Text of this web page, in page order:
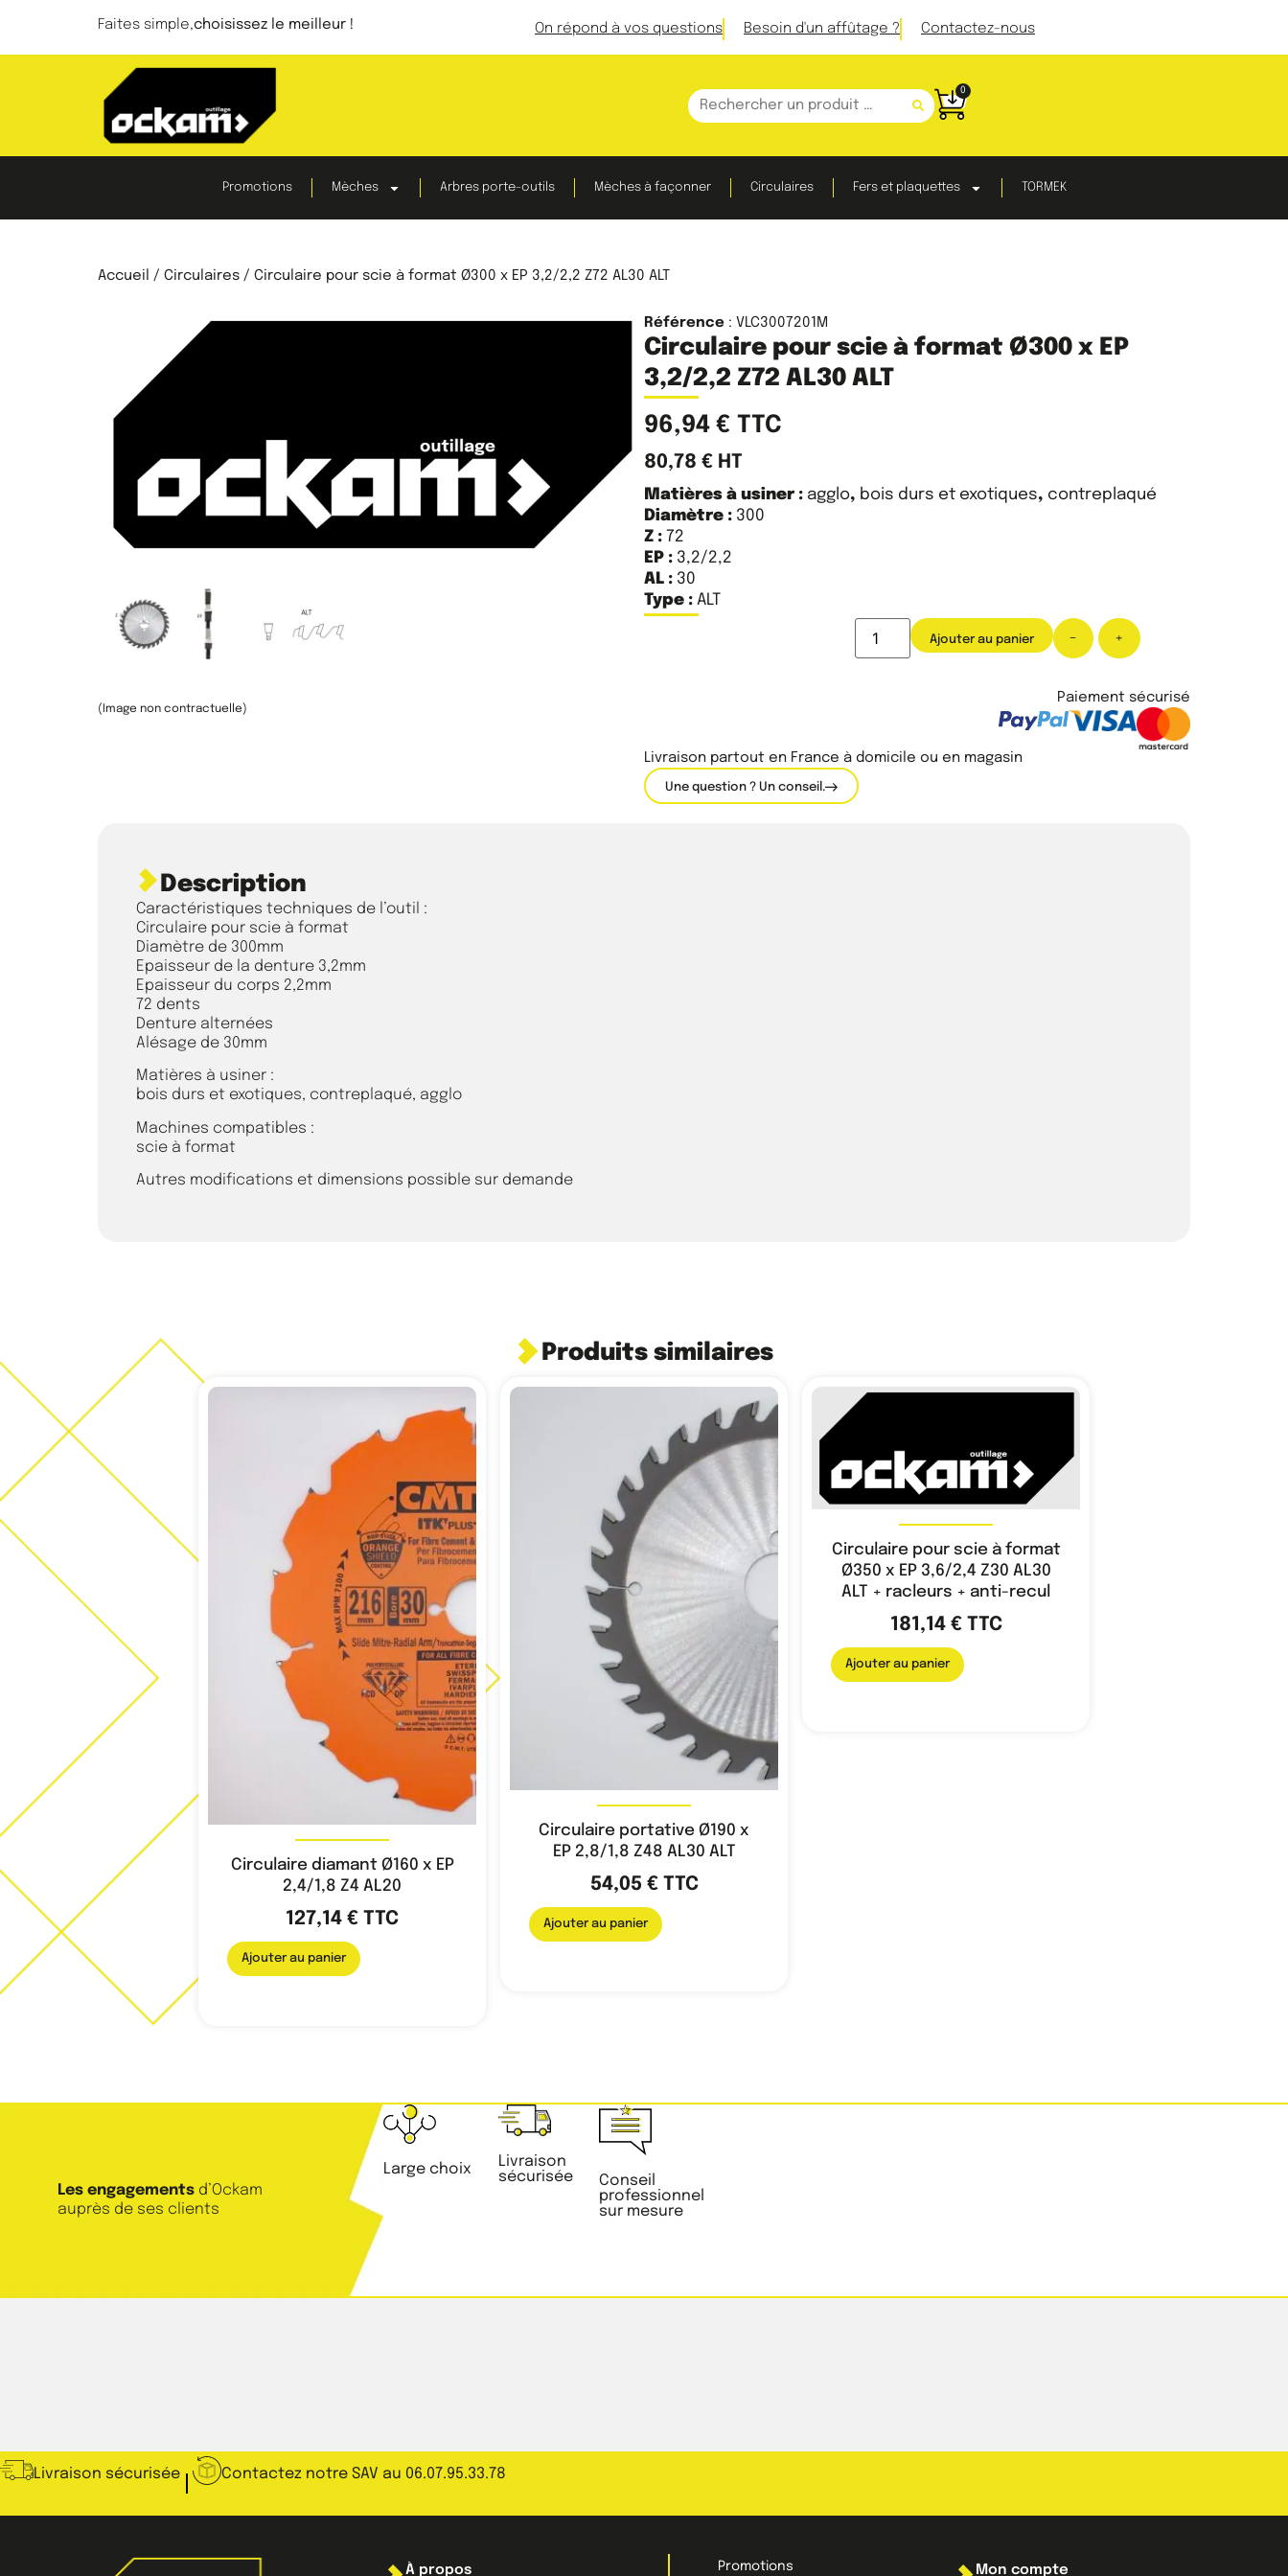
Faites simple,choisissez le meilleur ! On répond à vos questions Besoin d'un affûtage ? Contactez-nous
0
Promotions Mèches Arbres porte-outils Mèches à façonner Circulaires Fers et plaquettes TORMEK
Accueil / Circulaires / Circulaire pour scie à format Ø300 x EP 3,2/2,2 Z72 AL30 ALT
(Image non contractuelle)
Référence : VLC3007201M
Circulaire pour scie à format Ø300 x EP
3,2/2,2 Z72 AL30 ALT
96,94 € TTC
80,78 € HT
Matières à usiner : agglo, bois durs et exotiques, contreplaqué
Diamètre : 300
Z : 72
EP : 3,2/2,2
AL : 30
Type : ALT
- +
Ajouter au panier
Paiement sécurisé
Livraison partout en France à domicile ou en magasin
Une question ? Un conseil.
Description
Caractéristiques techniques de l’outil :
Circulaire pour scie à format
Diamètre de 300mm
Epaisseur de la denture 3,2mm
Epaisseur du corps 2,2mm
72 dents
Denture alternées
Alésage de 30mm
Matières à usiner :
bois durs et exotiques, contreplaqué, agglo
Machines compatibles :
scie à format
Autres modifications et dimensions possible sur demande
Produits similaires
Circulaire diamant Ø160 x EP
2,4/1,8 Z4 AL20
127,14 € TTC
Ajouter au panier
Circulaire portative Ø190 x
EP 2,8/1,8 Z48 AL30 ALT
54,05 €TTC
Ajouter au panier
Circulaire pour scie à format
Ø350 x EP 3,6/2,4 Z30 AL30
ALT + racleurs + anti-recul
181,14 €TTC
Ajouter au panier
Les engagements d’Ockam
auprès de ses clients
Large choix
Livraison
sécurisée
Conseil
professionnel
sur mesure
Livraison sécurisée Contactez notre SAV au 06.07.95.33.78
À propos Promotions Mon compte